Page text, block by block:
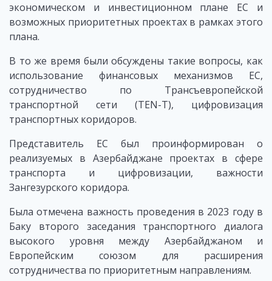
экономическом и инвестиционном плане ЕС и
возможных приоритетных проектах в рамках этого
плана.
В то же время были обсуждены такие вопросы, как
использование финансовых механизмов ЕС,
сотрудничество по Трансъевропейской
транспортной сети (TEN-T), цифровизация
транспортных коридоров.
Представитель ЕС был проинформирован о
реализуемых в Азербайджане проектах в сфере
транспорта и цифровизации, важности
Зангезурского коридора.
Была отмечена важность проведения в 2023 году в
Баку второго заседания транспортного диалога
высокого уровня между Азербайджаном и
Европейским союзом для расширения
сотрудничества по приоритетным направлениям.